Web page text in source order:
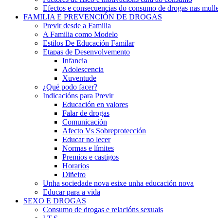
Efectos e consecuencias do consumo de drogas nas
FAMILIA E PREVENCIÓN DE DROGAS
Previr desde a Familia
A Familia como Modelo
Estilos De Educación Familar
Etapas de Desenvolvemento
Infancia
Adolescencia
Xuventude
¿Qué podo facer?
Indicacións para Previr
Educación en valores
Falar de drogas
Comunicación
Afecto Vs Sobreprotección
Educar no lecer
Normas e límites
Premios e castigos
Horarios
Diñeiro
Unha sociedade nova esixe unha educación nova
Educar para a vida
SEXO E DROGAS
Consumo de drogas e relacións sexuais